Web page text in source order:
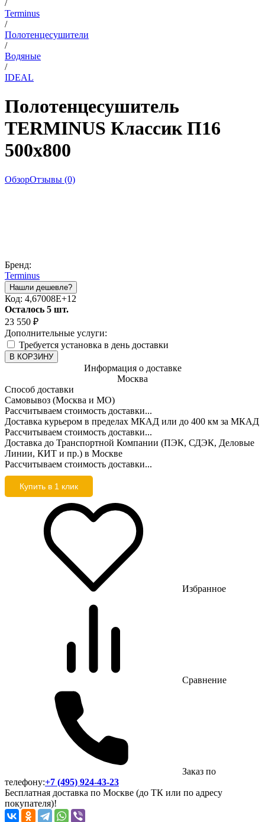
/
Terminus
/
Полотенцесушители
/
Водяные
/
IDEAL
Полотенцесушитель
TERMINUS Классик П16
500х800
ОбзорОтзывы (0)
Бренд:
Terminus
Код: 4,67008E+12
Осталось 5 шт.
23 550 ₽
Дополнительные услуги:
Требуется установка в день доставки
В КОРЗИНУ
Информация о доставке
Москва
Способ доставки
Самовывоз (Москва и МО)
Рассчитываем стоимость доставки...
Доставка курьером в пределах МКАД или до 400 км за МКАД
Рассчитываем стоимость доставки...
Доставка до Транспортной Компании (ПЭК, СДЭК, Деловые
Линии, КИТ и пр.) в Москве
Рассчитываем стоимость доставки...
Купить в 1 клик
Избранное
Сравнение
Заказ по
телефону:+7 (495) 924-43-23
Бесплатная доставка по Москве (до ТК или по адресу
покупателя)!